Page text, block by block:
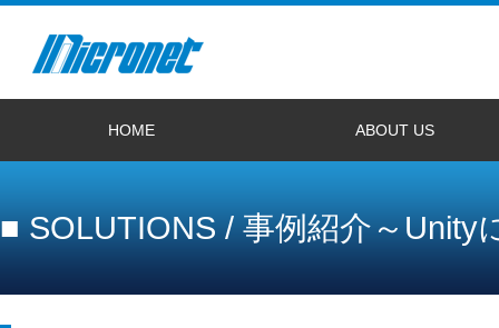
HOME ABOUT US
■ SOLUTIONS / 事例紹介～Unity